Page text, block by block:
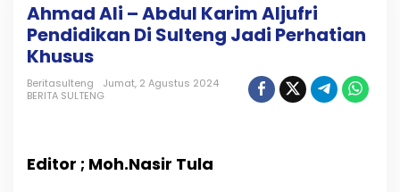
m
a
l
d
Ahmad Ali – Abdul Karim Aljufri
Pendidikan Di Sulteng Jadi Perhatian
Khusus
Beritasulteng
Jumat, 2 Agustus 2024
BERITA SULTENG
Editor ; Moh.Nasir Tula